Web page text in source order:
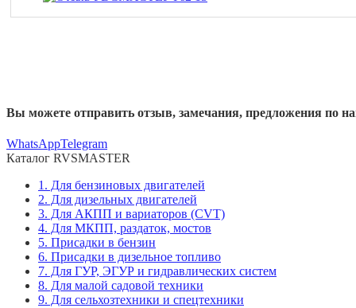
Вы можете отправить отзыв, замечания, предложения по
WhatsAppTelegram
Каталог RVSMASTER
1. Для бензиновых двигателей
2. Для дизельных двигателей
3. Для АКПП и вариаторов (CVT)
4. Для МКПП, раздаток, мостов
5. Присадки в бензин
6. Присадки в дизельное топливо
7. Для ГУР, ЭГУР и гидравлических систем
8. Для малой садовой техники
9. Для сельхозтехники и спецтехники